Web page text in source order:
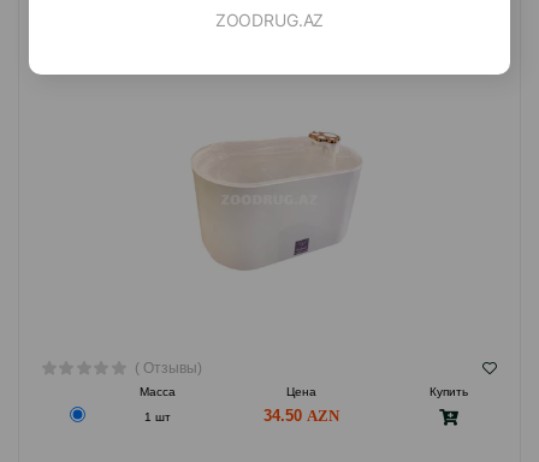
ZOODRUG.AZ
ПИТЬЕВОЙ ФОНТАНЧИК ДЛЯ ЖИВОТНЫХ. ЦВЕТ: БЕЛЫЙ.
( Отзывы)
Масса Цена
Купить
1 шт
34.50